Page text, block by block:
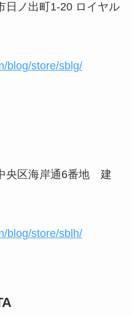
ノ出町1-20 ロイヤル
blog/store/sblg/
央区海岸通6番地 建
blog/store/sblh/